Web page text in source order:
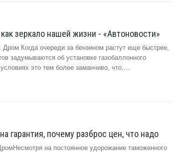
зеркало нашей жизни - «Автоновости»
Когда очереди за бензином растут еще быстрее,
задумываются об установке газобаллонного
это тем более заманчиво, что,...
гарантия, почему разброс цен, что надо
на постоянное удорожание таможенного